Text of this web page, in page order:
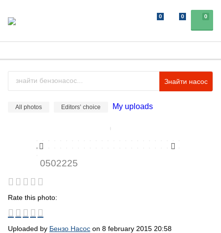
0
0 0
Знайти насос
All photos Editors’ choice My uploads
0502225
Rate this photo:
Uploaded by Бензо Насос on 8 february 2015 20:58